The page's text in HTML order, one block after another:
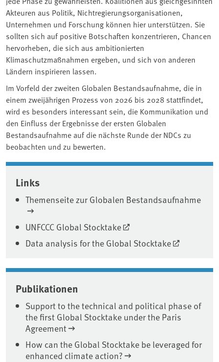
Akteuren aus Politik, Nichtregierungsorganisationen,
Unternehmen und Forschung können hier unterstützen. Sie
sollten sich auf positive Botschaften konzentrieren, Chancen
hervorheben, die sich aus ambitionierten
Klimaschutzmaßnahmen ergeben, und sich von anderen
Ländern inspirieren lassen.
Im Vorfeld der zweiten Globalen Bestandsaufnahme, die in
einem zweijährigen Prozess von 2026 bis 2028 stattfindet,
wird es besonders interessant sein, die Kommunikation und
den Einfluss der Ergebnisse der ersten Globalen
Bestandsaufnahme auf die nächste Runde der NDCs zu
beobachten und zu bewerten.
Associated content
Links
Themenseite zur Globalen Bestandsaufnahme
UNFCCC Global Stocktake
Data analysis for the Global Stocktake
Publikationen
Support to the technical and political phase of
the first Global Stocktake under the Paris
Agreement
How can the Global Stocktake be leveraged for
enhanced climate action?